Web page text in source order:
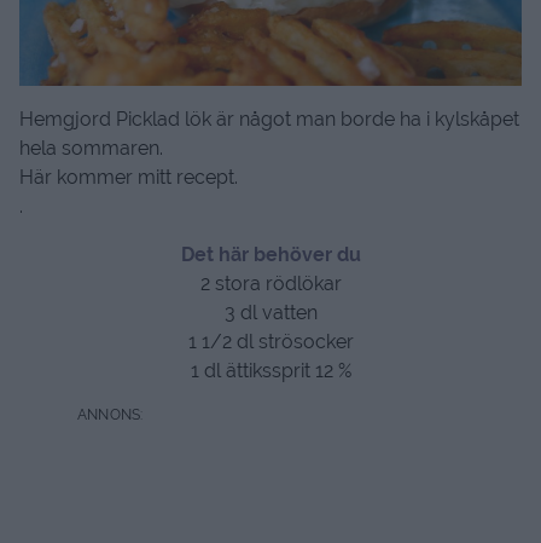
Hemgjord Picklad lök är något man borde ha i kylskåpet
hela sommaren.
Här kommer mitt recept.
.
Det här behöver du
2 stora rödlökar
3 dl vatten
1 1/2 dl strösocker
1 dl ättikssprit 12 %